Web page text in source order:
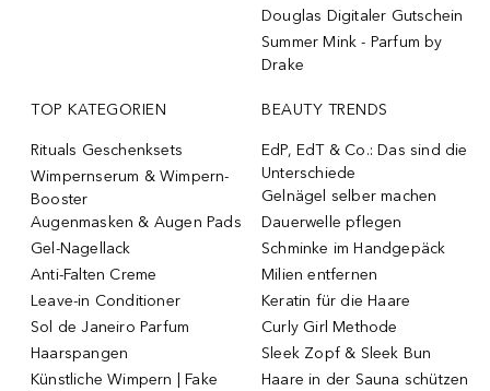
Douglas Digitaler Gutschein
Summer Mink - Parfum by
Drake
TOP KATEGORIEN
Rituals Geschenksets
Wimpernserum & Wimpern-
Booster
Augenmasken & Augen Pads
Gel-Nagellack
Anti-Falten Creme
Leave-in Conditioner
Sol de Janeiro Parfum
Haarspangen
Künstliche Wimpern | Fake
BEAUTY TRENDS
EdP, EdT & Co.: Das sind die
Unterschiede
Gelnägel selber machen
Dauerwelle pflegen
Schminke im Handgepäck
Milien entfernen
Keratin für die Haare
Curly Girl Methode
Sleek Zopf & Sleek Bun
Haare in der Sauna schützen